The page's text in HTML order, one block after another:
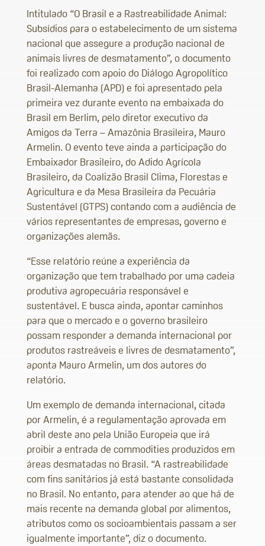
Intitulado “O Brasil e a Rastreabilidade Animal:
Subsídios para o estabelecimento de um sistema
nacional que assegure a produção nacional de
animais livres de desmatamento”, o documento
foi realizado com apoio do Diálogo Agropolítico
Brasil-Alemanha (APD) e foi apresentado pela
primeira vez durante evento na embaixada do
Brasil em Berlim, pelo diretor executivo da
Amigos da Terra – Amazônia Brasileira, Mauro
Armelin. O evento teve ainda a participação do
Embaixador Brasileiro, do Adido Agrícola
Brasileiro, da Coalizão Brasil Clima, Florestas e
Agricultura e da Mesa Brasileira da Pecuária
Sustentável (GTPS) contando com a audiência de
vários representantes de empresas, governo e
organizações alemãs.
“Esse relatório reúne a experiência da
organização que tem trabalhado por uma cadeia
produtiva agropecuária responsável e
sustentável. E busca ainda, apontar caminhos
para que o mercado e o governo brasileiro
possam responder a demanda internacional por
produtos rastreáveis e livres de desmatamento”,
aponta Mauro Armelin, um dos autores do
relatório.
Um exemplo de demanda internacional, citada
por Armelin, é a regulamentação aprovada em
abril deste ano pela União Europeia que irá
proibir a entrada de commodities produzidos em
áreas desmatadas no Brasil. “A rastreabilidade
com fins sanitários já está bastante consolidada
no Brasil. No entanto, para atender ao que há de
mais recente na demanda global por alimentos,
atributos como os socioambientais passam a ser
igualmente importante”, diz o documento.